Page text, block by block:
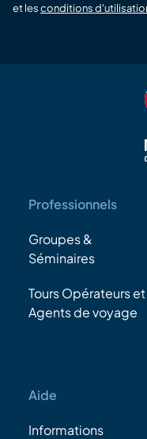
et lesconditions
Professionnels
Groupes &
Séminaires
Tours Opérateurs et
Agents de voyage
Aide
Informations